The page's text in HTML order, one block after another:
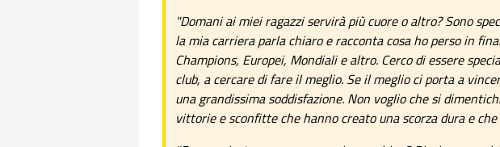
"Domani ai miei ragazzi servirà più cuore o altro? Sono
la mia carriera parla chiaro e racconta cosa ho perso in
Champions, Europei, Mondiali e altro. Cerco di essere
club, a cercare di fare il meglio. Se il meglio ci porta a
una grandissima soddisfazione. Non voglio che si
vittorie e sconfitte che hanno creato una scorza dura e